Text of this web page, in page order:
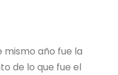
mismo año fue la
de lo que fue el